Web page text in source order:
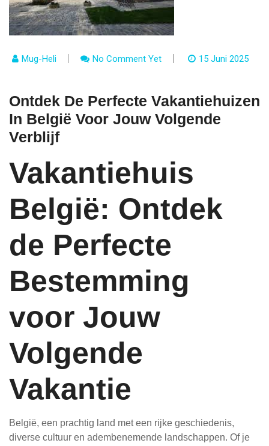
Mug-Heli No Comment Yet 15 Juni 2025
Ontdek De Perfecte Vakantiehuizen
In België Voor Jouw Volgende
Verblijf
Vakantiehuis
België: Ontdek
de Perfecte
Bestemming
voor Jouw
Volgende
Vakantie
België, een prachtig land met een rijke geschiedenis,
diverse cultuur en adembenemende landschappen. Of je